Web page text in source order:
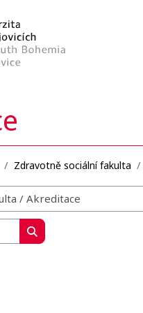
Zdravotně sociální fakulta
Buscar cursos